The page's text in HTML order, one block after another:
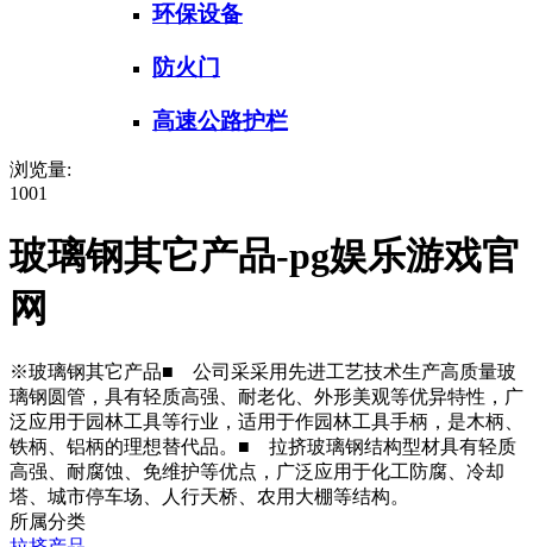
环保设备
防火门
高速公路护栏
浏览量:
1001
玻璃钢其它产品-pg娱乐游戏官
网
※玻璃钢其它产品■ 公司采采用先进工艺技术生产高质量玻
璃钢圆管，具有轻质高强、耐老化、外形美观等优异特性，广
泛应用于园林工具等行业，适用于作园林工具手柄，是木柄、
铁柄、铝柄的理想替代品。■ 拉挤玻璃钢结构型材具有轻质
高强、耐腐蚀、免维护等优点，广泛应用于化工防腐、冷却
塔、城市停车场、人行天桥、农用大棚等结构。
所属分类